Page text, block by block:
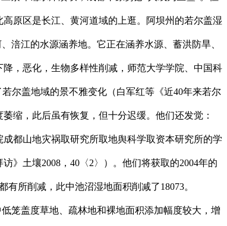
原区是长江、黄河道域的上逛。阿坝州的若尔盖湿
涪江的水源涵养地。它正在涵养水源、蓄洪防旱、
，恶化，生物多样性削减，师范大学学院、中国科
尔盖地域的景不雅变化（白军红等《近40年来若尔
缩，此后虽有恢复，但十分迟缓。他们还发觉：
都山地灾祸取研究所取地舆科学取资本研究所的学
》土壤2008，40〈2〉）。他们将获取的2004年的
所削减，此中池沼湿地面积削减了18073。
笼盖度草地、疏林地和裸地面积添加幅度较大，增